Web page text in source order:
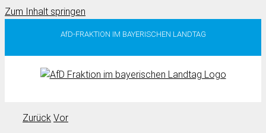
Zum Inhalt springen
AfD-FRAKTION IM BAYERISCHEN LANDTAG
Zurück Vor